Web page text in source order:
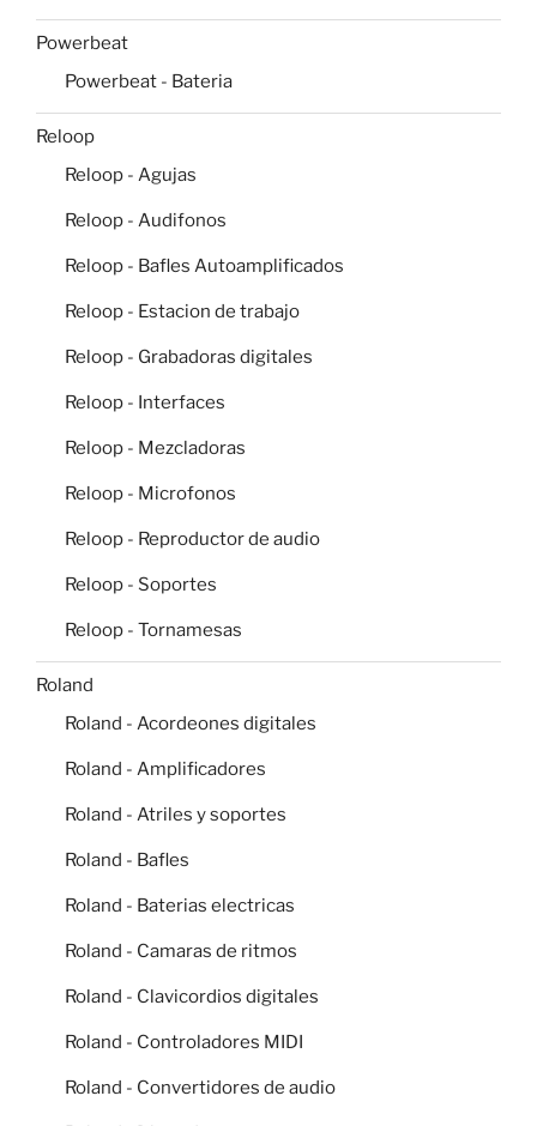
Powerbeat
Powerbeat - Bateria
Reloop
Reloop - Agujas
Reloop - Audifonos
Reloop - Bafles Autoamplificados
Reloop - Estacion de trabajo
Reloop - Grabadoras digitales
Reloop - Interfaces
Reloop - Mezcladoras
Reloop - Microfonos
Reloop - Reproductor de audio
Reloop - Soportes
Reloop - Tornamesas
Roland
Roland - Acordeones digitales
Roland - Amplificadores
Roland - Atriles y soportes
Roland - Bafles
Roland - Baterias electricas
Roland - Camaras de ritmos
Roland - Clavicordios digitales
Roland - Controladores MIDI
Roland - Convertidores de audio